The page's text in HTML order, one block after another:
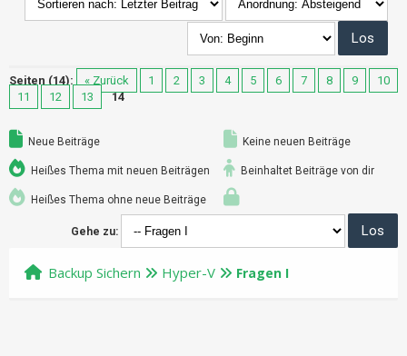
Seiten (14): « Zurück 1 2 3 4 5 6 7 8 9
10
11
12 13 14
Neue Beiträge
Heißes Thema mit neuen Beiträgen
Heißes Thema ohne neue Beiträge
Keine neuen Beiträge
Beinhaltet Beiträge von dir
Gehe zu:
Backup Sichern Hyper-V Fragen I